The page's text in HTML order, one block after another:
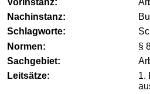
Vorinstanz:
Nachinstanz:
Schlagworte:
Normen:
§
Sachgebiet:
Leitsätze:
1.